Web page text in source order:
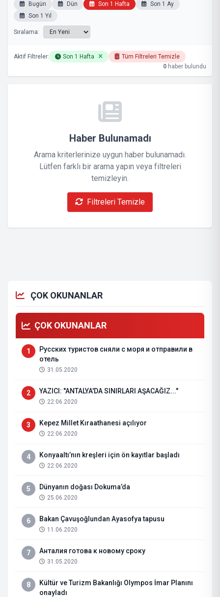
Bugün Dün Son 1 Hafta
Son 1 Ay
Son 1 Yıl
Sıralama:
Aktif Filtreler: Son 1 Hafta
Tüm Filtreleri Temizle
0 haber bulundu
Haber Bulunamadı
Arama kriterlerinize uygun haber bulunamadı.
Lütfen farklı bir arama yapın veya filtreleri
temizleyin.
Filtreleri Temizle
ÇOK OKUNANLAR
ÇOK OKUNANLAR
1
Русских туристов сняли с моря и отправили в
отель
31.05.2020
2 YAZICI: "ANTALYA'DA SINIRLARI AŞACAĞIZ..."
22.06.2020
3 Kepez Millet Kıraathanesi açılıyor
22.06.2020
4 Konyaaltı’nın kreşleri için ön kayıtlar başladı
22.06.2020
5 Dünyanın doğası Dokuma’da
25.06.2020
6 Bakan Çavuşoğlundan Ayasofya tapusu
11.06.2020
7 Анталия готова к новому сроку
31.05.2020
8
Kültür ve Turizm Bakanlığı Olympos İmar Planını
onayladı